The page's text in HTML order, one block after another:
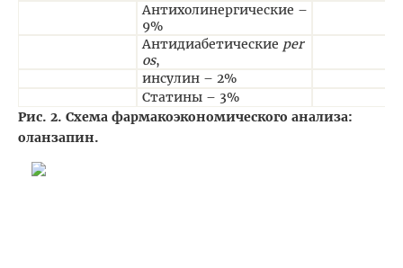
Антихолинергические –
9%
Антидиабетические per
os,
инсулин – 2%
Статины – 3%
Рис. 2. Схема фармакоэкономического анализа:
оланзапин.